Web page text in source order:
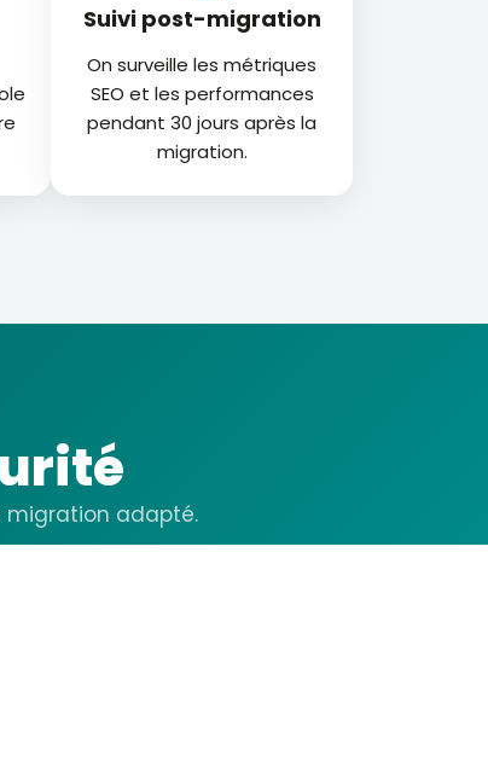
Suivi post-migration
On surveille les métriques
SEO et les performances
pendant 30 jours après la
migration.
migration adapté.